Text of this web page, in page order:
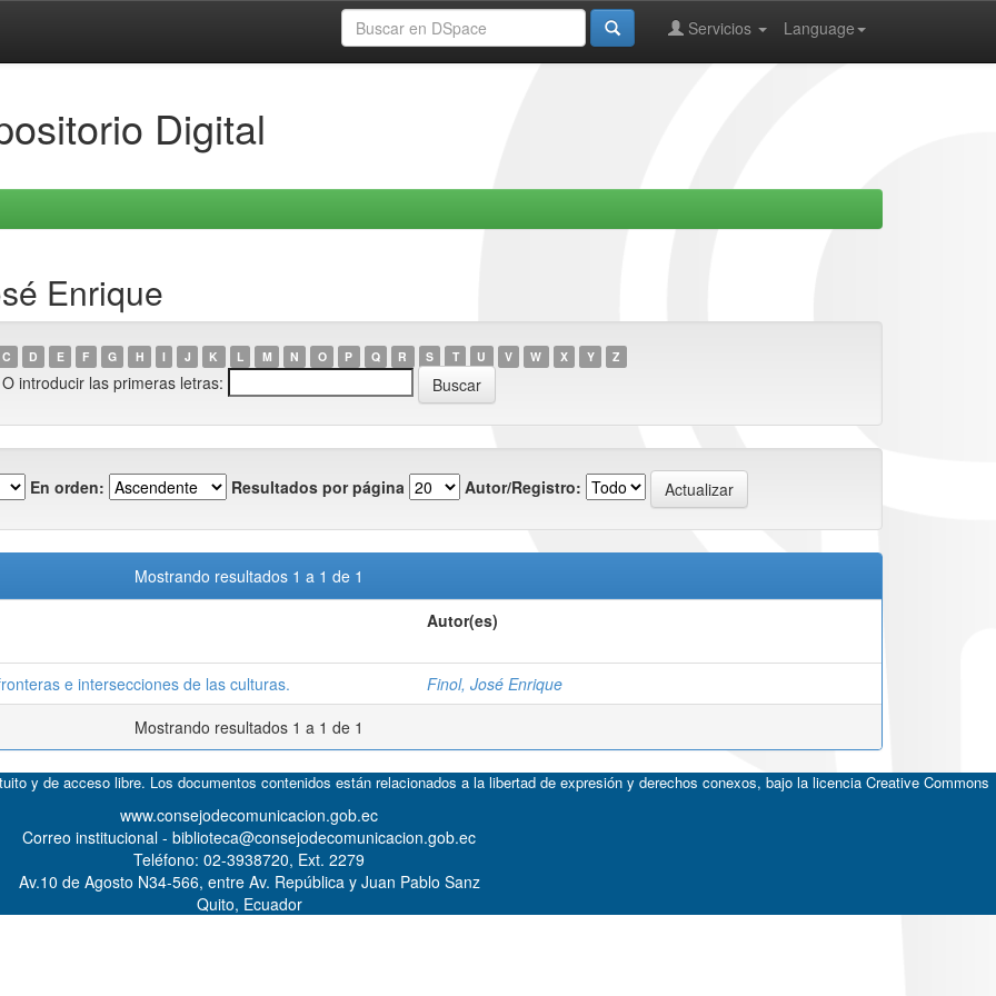
Language
Servicios
Digital
Enrique
C D E F G H I J K L M N O P Q R S T U V W X Y Z
O introducir las primeras letras:
En orden: Resultados por página Autor/Registro:
Mostrando resultados 1 a 1 de 1
Autor(es)
e intersecciones de las culturas.
Finol, José Enrique
Mostrando resultados 1 a 1 de 1
y de acceso libre. Los documentos contenidos están relacionados a la libertad de expresión y derechos conexos, bajo la licencia Creative Commons
www.consejodecomunicacion.gob.ec
Correo institucional - biblioteca@consejodecomunicacion.gob.ec
Teléfono: 02-3938720, Ext. 2279
Av.10 de Agosto N34-566, entre Av. República y Juan Pablo Sanz
Quito, Ecuador